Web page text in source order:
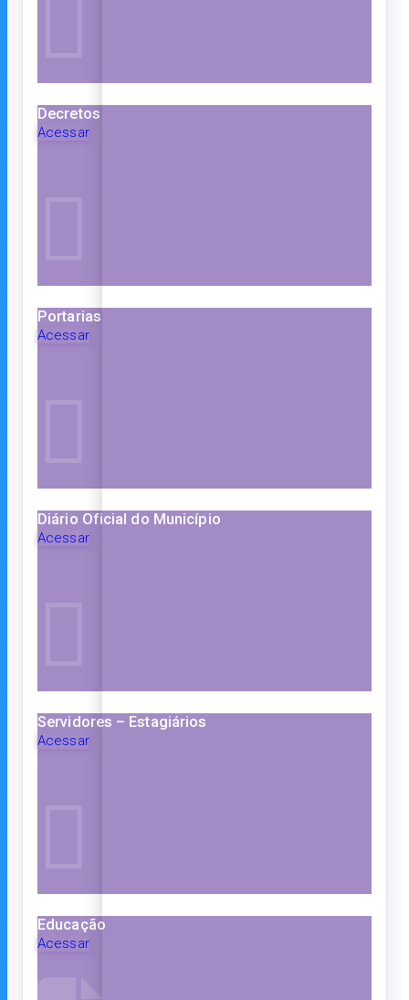
Decretos
Acessar
Portarias
Acessar
Diário Oficial do Município
Acessar
Servidores – Estagiários
Acessar
Educação
Acessar